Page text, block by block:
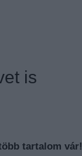
is
tartalom vár!